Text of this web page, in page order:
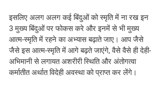
इसलिए अलग अलग कई बिंदुओं को स्मृति में ना रख इन
3 मुख्य बिंदुओं पर फोकस करे और इनमें से भी मुख्य
आत्म-स्मृति में रहने का अभ्यास बढ़ाते जाए। आप जैसे
जैसे इस आत्म-स्मृति में आगे बढ़ते जाएंगे, वैसे वैसे ही देही-
अभिमानी से लगायत अशरीरी स्थिति और अंतोगत्वा
कर्मातीत अर्थात विदेही अवस्था को प्राप्त कर लेंगे।